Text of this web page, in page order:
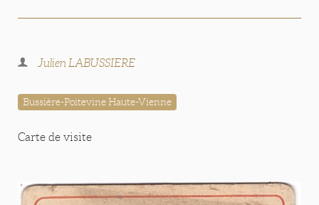
Julien LABUSSIERE
Bussière-Poitevine Haute-Vienne
Carte de visite